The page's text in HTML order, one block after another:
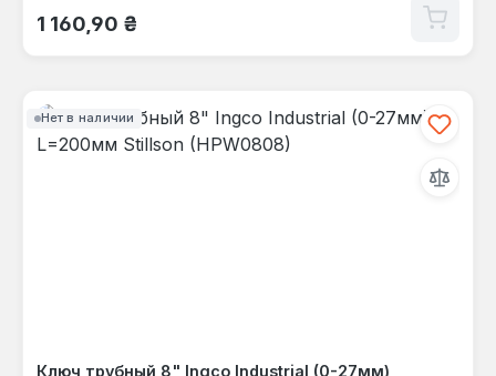
Обычная цена:
1 160,90 ₴
Нет в наличии
Ключ трубный 8" Ingco Industrial (0-27мм)